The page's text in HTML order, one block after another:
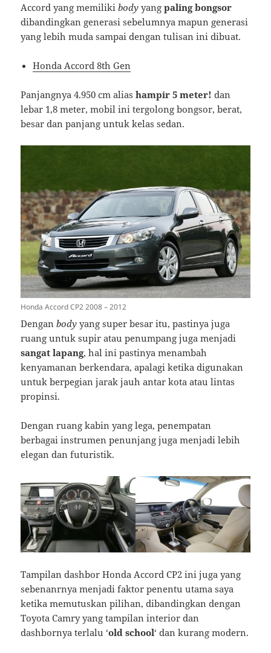
Accord yang memilikibody yangpaling bongsor
dibandingkan generasi sebelumnya mapun generasi
yang lebih muda sampai dengan tulisan ini dibuat.
Honda Accord 8th Gen
Panjangnya 4.950 cm aliashampir 5 meter! dan
lebar 1,8 meter, mobil ini tergolong bongsor, berat,
besar dan panjang untuk kelas sedan.
Honda Accord CP2 2008 – 2012
Denganbody yang super besar itu, pastinya juga
ruang untuk supir atau penumpang juga menjadi
sangat lapang, hal ini pastinya menambah
kenyamanan berkendara, apalagi ketika digunakan
untuk berpegian jarak jauh antar kota atau lintas
propinsi.
Dengan ruang kabin yang lega, penempatan
berbagai instrumen penunjang juga menjadi lebih
elegan dan futuristik.
Tampilan dashbor Honda Accord CP2 ini juga yang
sebenanrnya menjadi faktor penentu utama saya
ketika memutuskan pilihan, dibandingkan dengan
Toyota Camry yang tampilan interior dan
dashbornya terlalu ‘old school‘ dan kurang modern.